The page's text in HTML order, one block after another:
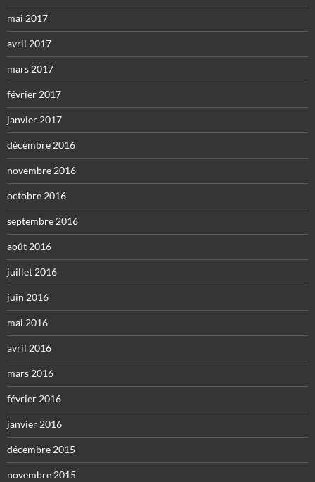
mai 2017
avril 2017
mars 2017
février 2017
janvier 2017
décembre 2016
novembre 2016
octobre 2016
septembre 2016
août 2016
juillet 2016
juin 2016
mai 2016
avril 2016
mars 2016
février 2016
janvier 2016
décembre 2015
novembre 2015